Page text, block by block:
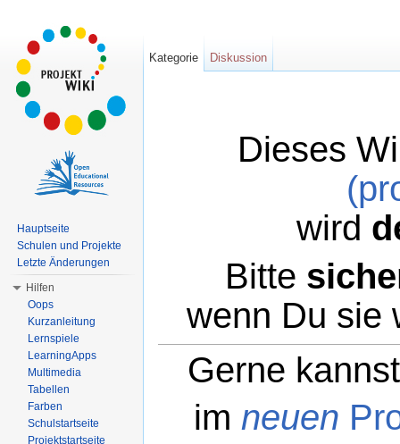
Dieses
wird
Bitte
wenn Du sie
Gerne
im neuen
Kategorie Diskussion
Hauptseite
Schulen und Projekte
Letzte Änderungen
Hilfen
Oops
Kurzanleitung
Lernspiele
LearningApps
Multimedia
Tabellen
Farben
Schulstartseite
Projektstartseite